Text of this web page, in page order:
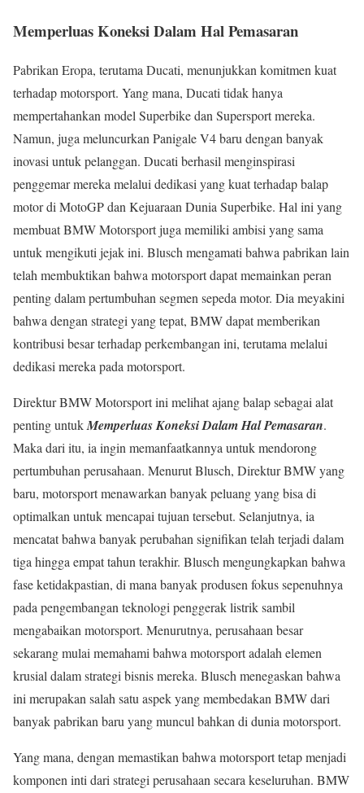
Memperluas Koneksi Dalam Hal Pemasaran
Pabrikan Eropa, terutama Ducati, menunjukkan komitmen kuat
terhadap motorsport. Yang mana, Ducati tidak hanya
mempertahankan model Superbike dan Supersport mereka.
Namun, juga meluncurkan Panigale V4 baru dengan banyak
inovasi untuk pelanggan. Ducati berhasil menginspirasi
penggemar mereka melalui dedikasi yang kuat terhadap balap
motor di MotoGP dan Kejuaraan Dunia Superbike. Hal ini yang
membuat BMW Motorsport juga memiliki ambisi yang sama
untuk mengikuti jejak ini. Blusch mengamati bahwa pabrikan lain
telah membuktikan bahwa motorsport dapat memainkan peran
penting dalam pertumbuhan segmen sepeda motor. Dia meyakini
bahwa dengan strategi yang tepat, BMW dapat memberikan
kontribusi besar terhadap perkembangan ini, terutama melalui
dedikasi mereka pada motorsport.
Direktur BMW Motorsport ini melihat ajang balap sebagai alat
penting untukMemperluas Koneksi Dalam Hal Pemasaran.
Maka dari itu, ia ingin memanfaatkannya untuk mendorong
pertumbuhan perusahaan. Menurut Blusch, Direktur BMW yang
baru, motorsport menawarkan banyak peluang yang bisa di
optimalkan untuk mencapai tujuan tersebut. Selanjutnya, ia
mencatat bahwa banyak perubahan signifikan telah terjadi dalam
tiga hingga empat tahun terakhir. Blusch mengungkapkan bahwa
fase ketidakpastian, di mana banyak produsen fokus sepenuhnya
pada pengembangan teknologi penggerak listrik sambil
mengabaikan motorsport. Menurutnya, perusahaan besar
sekarang mulai memahami bahwa motorsport adalah elemen
krusial dalam strategi bisnis mereka. Blusch menegaskan bahwa
ini merupakan salah satu aspek yang membedakan BMW dari
banyak pabrikan baru yang muncul bahkan di dunia motorsport.
Yang mana, dengan memastikan bahwa motorsport tetap menjadi
komponen inti dari strategi perusahaan secara keseluruhan. BMW